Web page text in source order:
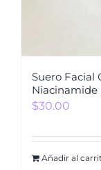
Suero Facial
Niacinamide
$30.00
Añadir al